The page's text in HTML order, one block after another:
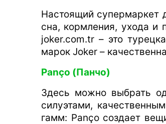
Настоящий супермаркет
сна, кормления, ухода и
joker.com.tr – это
марок Joker –
Panço (Панчо)
Здесь можно выбрать
силуэтами,
гамм: Panço создает